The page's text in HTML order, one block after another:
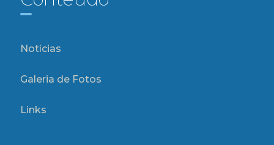
Notícias
Galeria de Fotos
Links